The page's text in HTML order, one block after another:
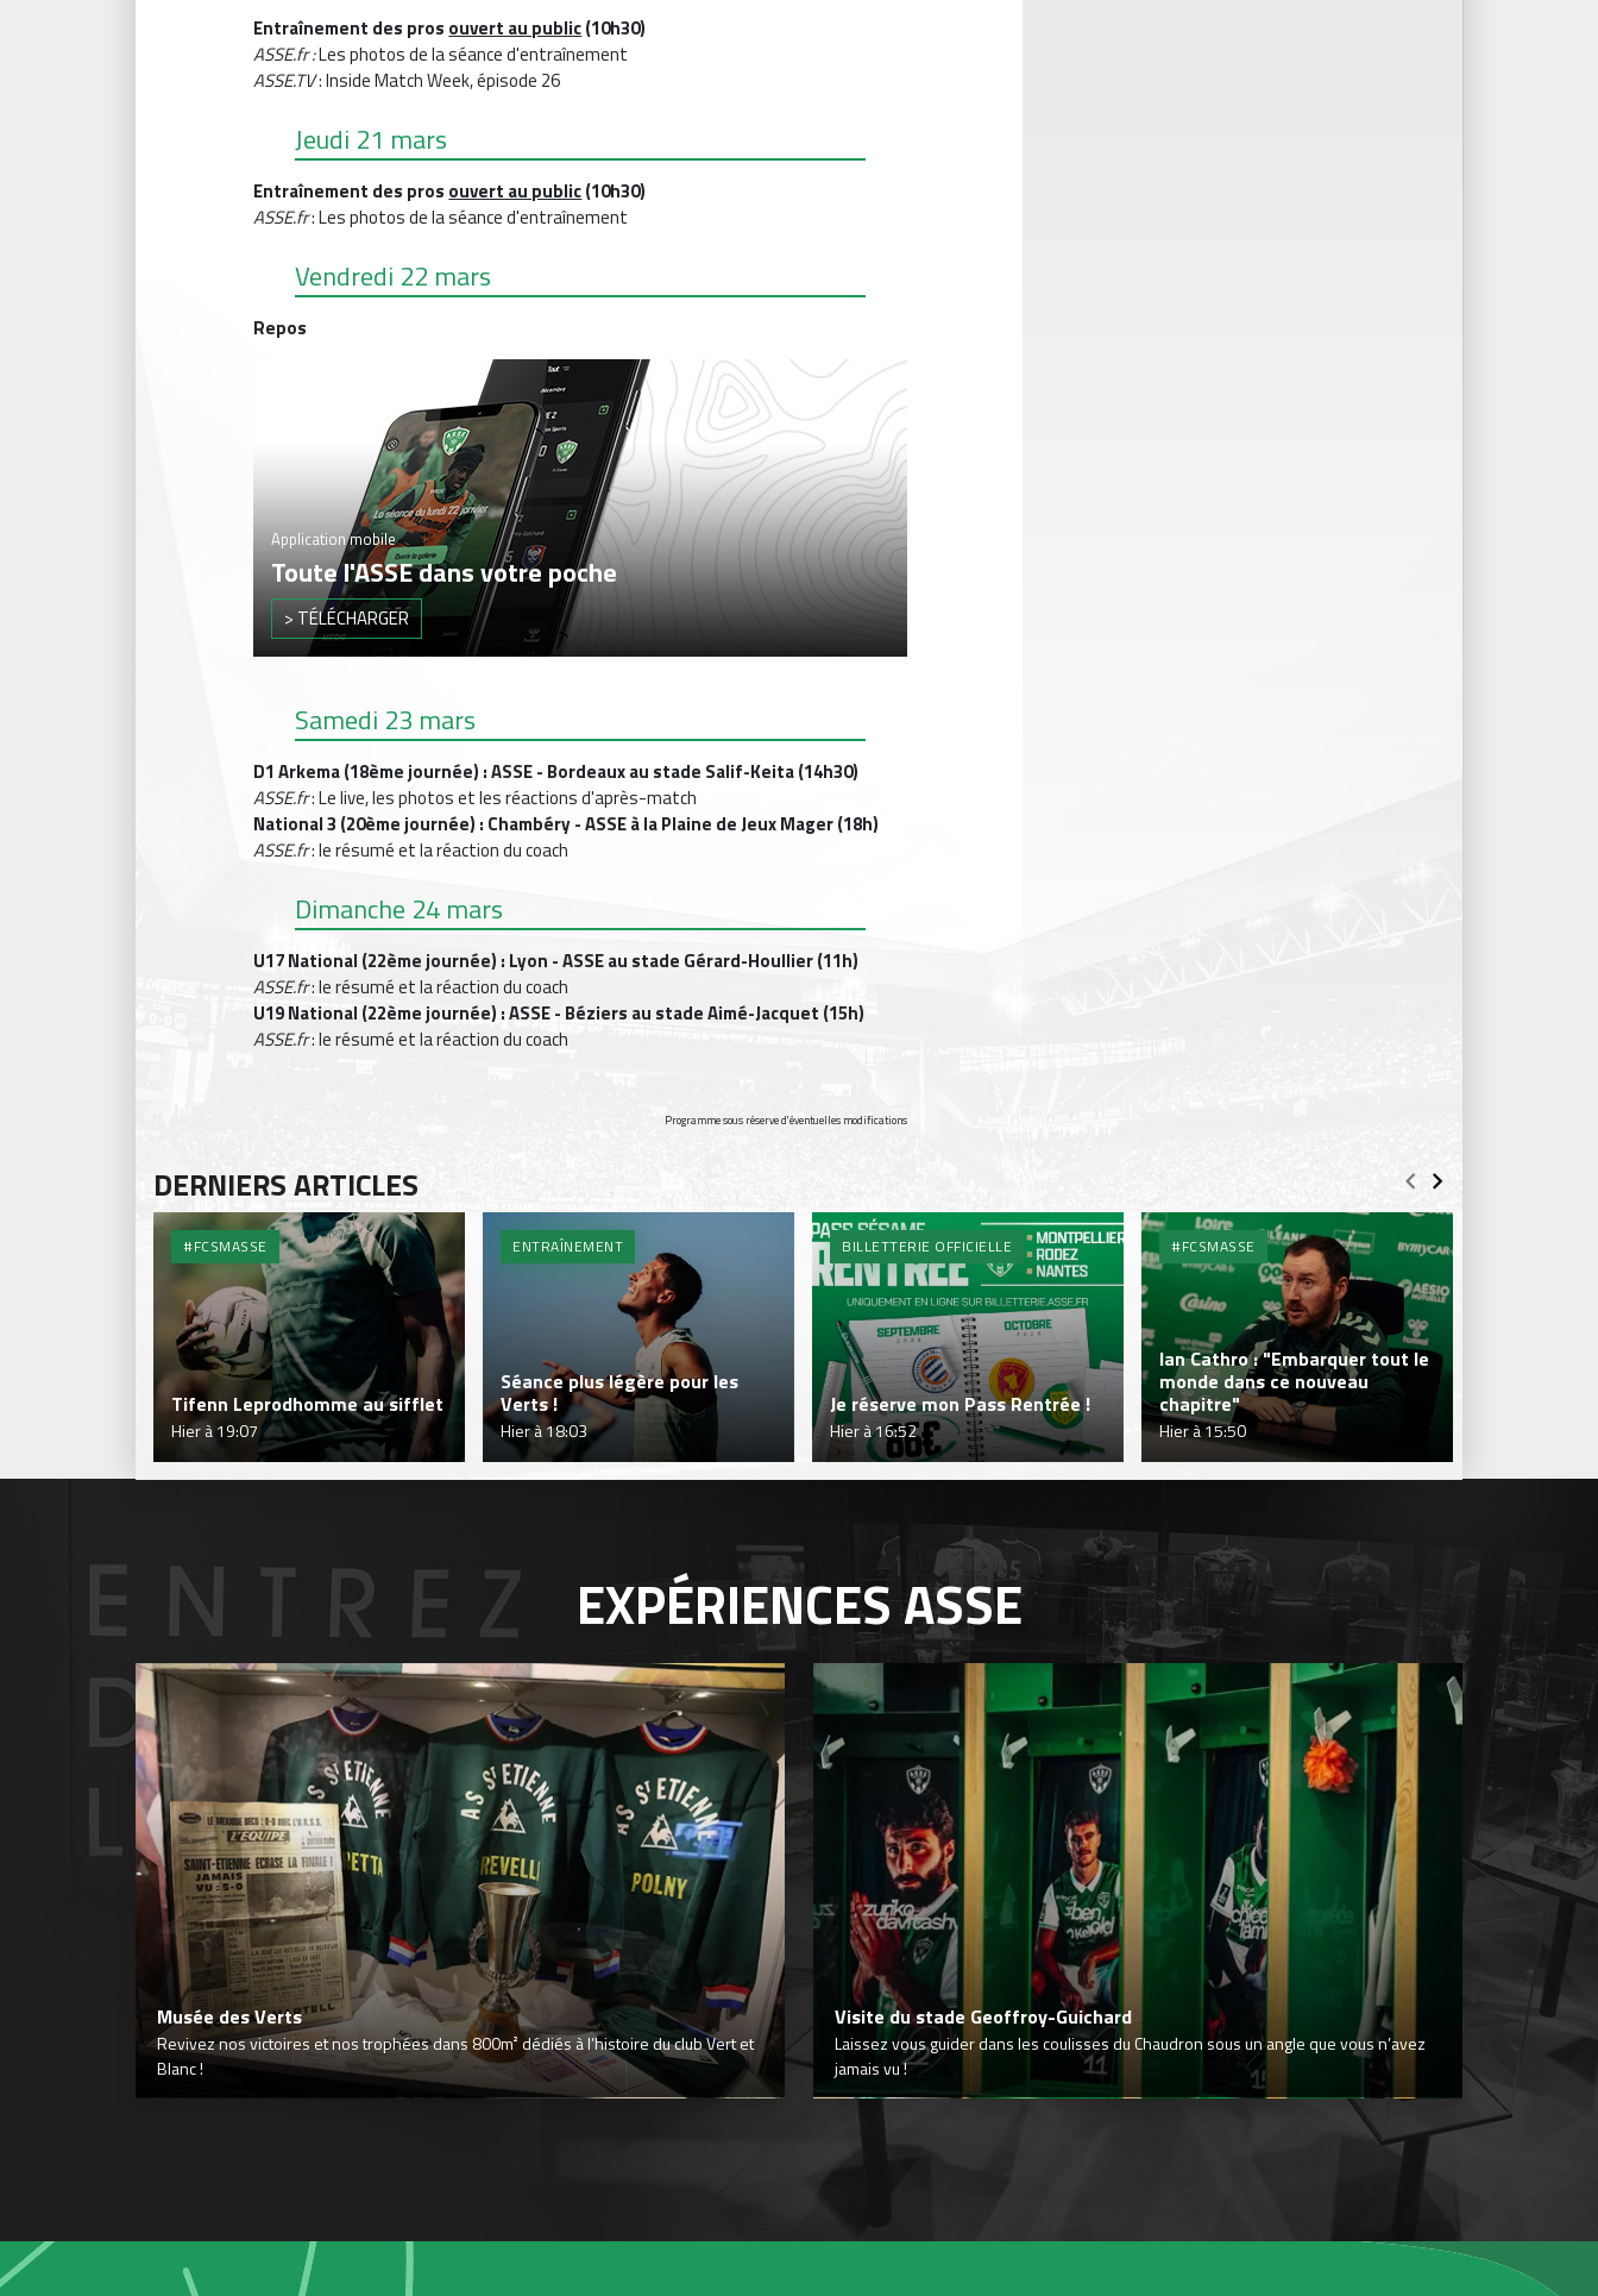
Entraînement des pros ouvert au public(10h30)
ASSE.fr :Les photos de la séance d'entraînement
ASSE.TV: Inside Match Week, épisode 26
Jeudi 21 mars
Entraînement des pros ouvert au public(10h30)
ASSE.fr: Les photos de la séance d'entraînement
Vendredi 22 mars
Repos
Application mobile
Toute l'ASSE dans votre poche
> TÉLÉCHARGER
Samedi 23 mars
D1 Arkema (18ème journée) : ASSE - Bordeaux au stade Salif-Keita (14h30)
ASSE.fr: Le live, les photos et les réactions d'après-match
National 3 (20ème journée) : Chambéry - ASSE à la Plaine de Jeux Mager (18h)
ASSE.fr: le résumé et la réaction du coach
Dimanche 24 mars
U17 National (22ème journée) : Lyon - ASSE au stade Gérard-Houllier (11h)
ASSE.fr: le résumé et la réaction du coach
U19 National (22ème journée) : ASSE - Béziers au stade Aimé-Jacquet (15h)
ASSE.fr: le résumé et la réaction du coach
Programme sous réserve d'éventuelles modifications
DERNIERS ARTICLES
#FCSMASSE
Tifenn Leprodhomme au sifflet
Hier à 19:07
ENTRAÎNEMENT
Séance plus légère pour les
Verts !
Hier à 18:03
BILLETTERIE OFFICIELLE
Je réserve mon Pass Rentrée !
Hier à 16:52
#FCSMASSE
Ian Cathro : "Embarquer tout le
monde dans ce nouveau
chapitre"
Hier à 15:50
EXPÉRIENCESASSE
Musée des Verts
Revivez nos victoires et nos trophées dans 800m² dédiés à l’histoire du club Vert et
Blanc !
Visite du stade Geoffroy-Guichard
Laissez vous guider dans les coulisses du Chaudron sous un angle que vous n’avez
jamais vu !